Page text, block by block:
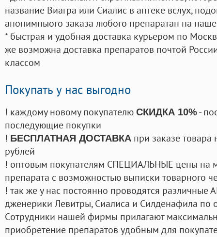
название Виагра или Сиалис в аптеке вслух,
анонимныого заказа любого препаратан на
* быстрая и удобная доставка курьером по
же возможна доставка препаратов почтой
классом
Покупать у нас выгодно
! каждому новому покупателю СКИДКА 10%-
последующие покупки
! БЕСПЛАТНАЯ ДОСТАВКА при заказе
рублей
! оптовым покупателям СПЕЦИАЛЬНЫЕ цены на
препарата с возможностью выписки товарного
! так же у нас постоянно проводятся
дженерики Левитры, Сиалиса и Силденафила по
Cотрудники нашей фирмы прилагают
приобретение препаратов удобным для